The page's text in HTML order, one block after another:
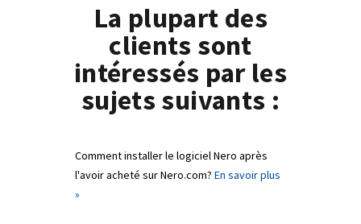
La plupart des
clients sont
intéressés par les
sujets suivants :
Comment installer le logiciel Nero après
l'avoir acheté sur Nero.com? En savoir plus
»